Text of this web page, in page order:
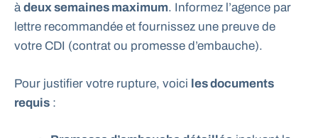
àdeux semaines maximum. Informez l’agence par
lettre recommandée et fournissez une preuve de
votre CDI (contrat ou promesse d’embauche).
Pour justifier votre rupture, voici les documents
requis :